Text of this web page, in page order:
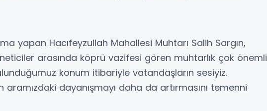
yapan Hacıfeyzullah Mahallesi Muhtarı Salih Sargın,
arasında köprü vazifesi gören muhtarlık çok önemli
konum itibariyle vatandaşların sesiyiz.
dayanışmayı daha da artırmasını temenni